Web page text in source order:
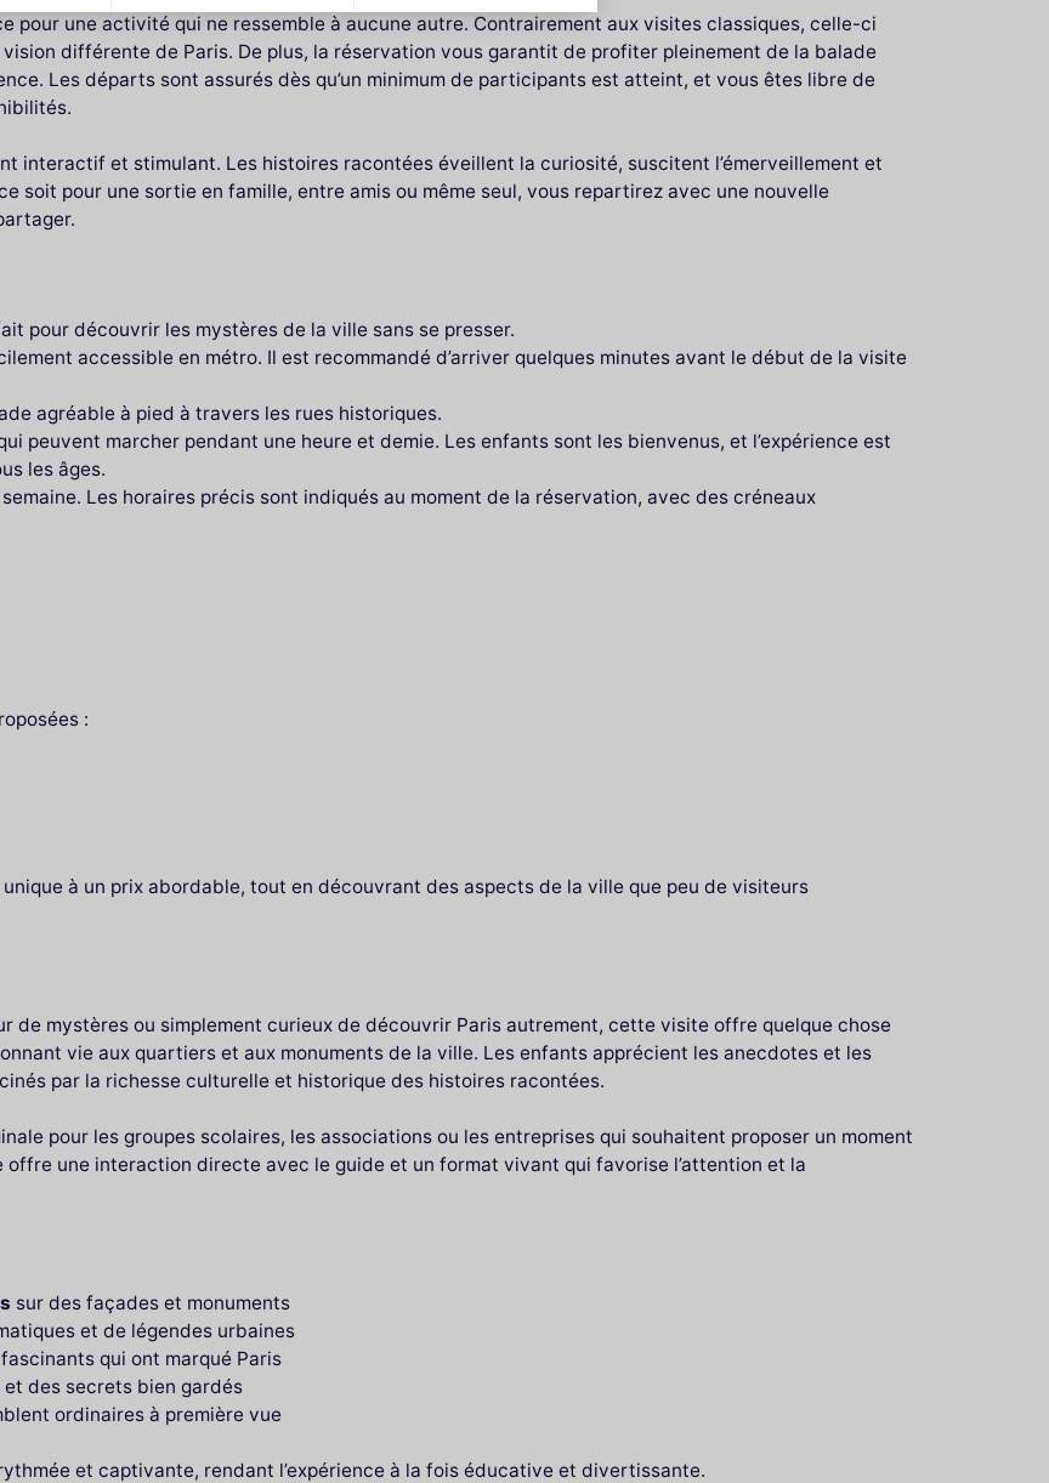
pour une activité qui ne ressemble à aucune autre. Contrairement aux visites classiques, celle-ci
différente de Paris. De plus, la réservation vous garantit de profiter pleinement de la balade
Les départs sont assurés dès qu’un minimum de participants est atteint, et vous êtes libre de
interactif et stimulant. Les histoires racontées éveillent la curiosité, suscitent l’émerveillement et
soit pour une sortie en famille, entre amis ou même seul, vous repartirez avec une nouvelle
pour découvrir les mystères de la ville sans se presser.
accessible en métro. Il est recommandé d’arriver quelques minutes avant le début de la visite
agréable à pied à travers les rues historiques.
peuvent marcher pendant une heure et demie. Les enfants sont les bienvenus, et l’expérience est
les âges.
Les horaires précis sont indiqués au moment de la réservation, avec des créneaux
:
à un prix abordable, tout en découvrant des aspects de la ville que peu de visiteurs
de mystères ou simplement curieux de découvrir Paris autrement, cette visite offre quelque chose
vie aux quartiers et aux monuments de la ville. Les enfants apprécient les anecdotes et les
par la richesse culturelle et historique des histoires racontées.
pour les groupes scolaires, les associations ou les entreprises qui souhaitent proposer un moment
une interaction directe avec le guide et un format vivant qui favorise l’attention et la
sur des façades et monuments
et de légendes urbaines
qui ont marqué Paris
et des secrets bien gardés
ordinaires à première vue
et captivante, rendant l’expérience à la fois éducative et divertissante.